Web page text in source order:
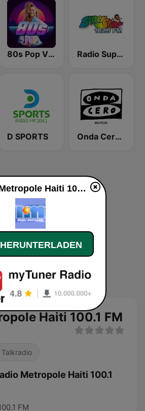
80s Pop Vibes Radio Super Star 102.9 FM
D SPORTS Onda Cero Murcia
Haiti 100.1 FM
Talkradio
Metropole Haiti 100.1
FM
Radio Metropole Haiti 100.1 FM live